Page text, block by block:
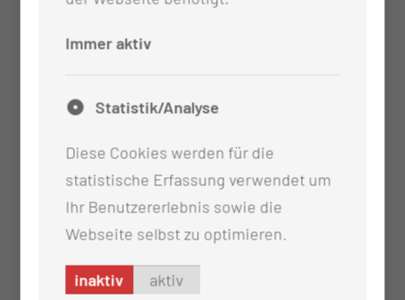
geriatriespezifische Zusatzqualifikation
Immer aktiv
Statistik/Analyse
Diese Cookies werden für die
statistische Erfassung verwendet um
Ihr Benutzererlebnis sowie die
Webseite selbst zu optimieren.
inaktiv aktiv